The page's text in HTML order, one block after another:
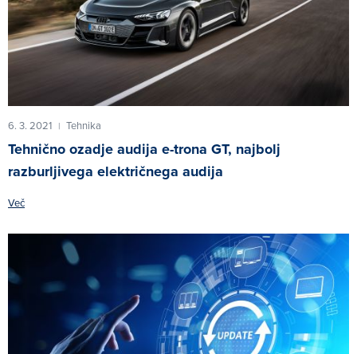
6. 3. 2021 | Tehnika
Tehnično ozadje audija e-trona GT, najbolj
razburljivega električnega audija
Več